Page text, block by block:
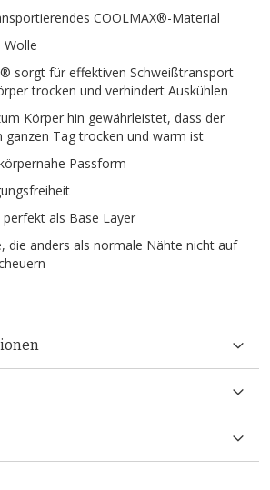
COOLMAX®-Material
Wolle
sorgt für effektiven Schweißtransport
trocken und verhindert Auskühlen
Körper hin gewährleistet, dass der
ganzen Tag trocken und warm ist
Passform
als Base Layer
die anders als normale Nähte nicht auf